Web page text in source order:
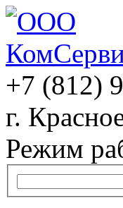
+7 (812)
г.
Режим